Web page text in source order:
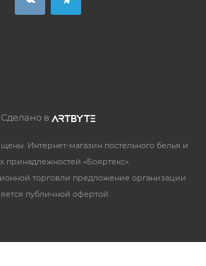
Сделано в
Интернет-магазин постельного белья и
принадлежностей «Бояртекс».
торговли предложение организации
публичной офертой.